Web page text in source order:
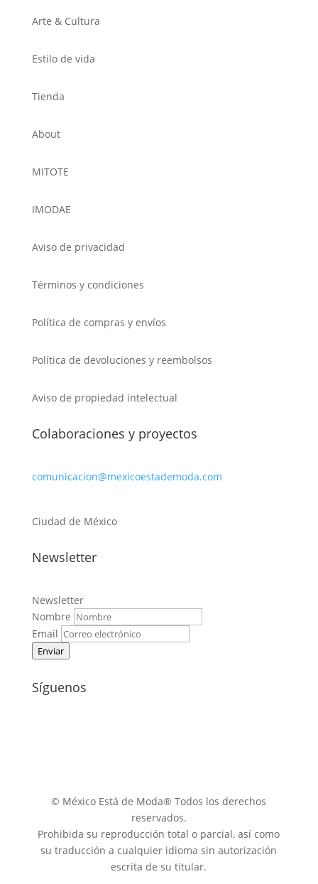
Arte & Cultura
Estilo de vida
Tienda
About
MITOTE
IMODAE
Aviso de privacidad
Términos y condiciones
Política de compras y envíos
Política de devoluciones y reembolsos
Aviso de propiedad intelectual
Colaboraciones y proyectos
comunicacion@mexicoestademoda.com
Ciudad de México
Newsletter
Newsletter
Nombre
Email
Enviar
Síguenos
© México Está de Moda® Todos los derechos
reservados.
Prohibida su reproducción total o parcial, así como
su traducción a cualquier idioma sin autorización
escrita de su titular.